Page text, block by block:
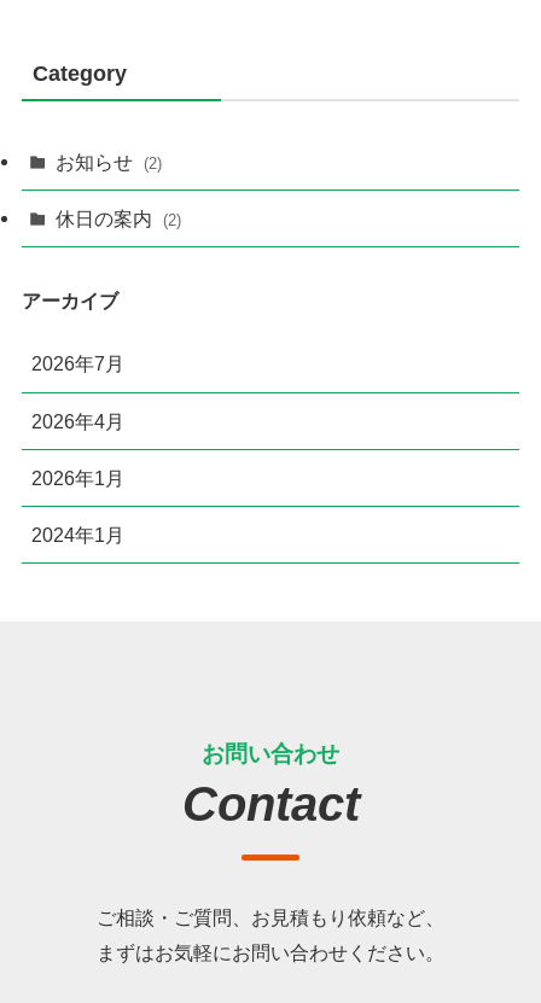
Category
お知らせ (2)
休日の案内 (2)
アーカイブ
2026年7月
2026年4月
2026年1月
2024年1月
お問い合わせ
Contact
ご相談・ご質問、お見積もり依頼など、
まずはお気軽にお問い合わせください。